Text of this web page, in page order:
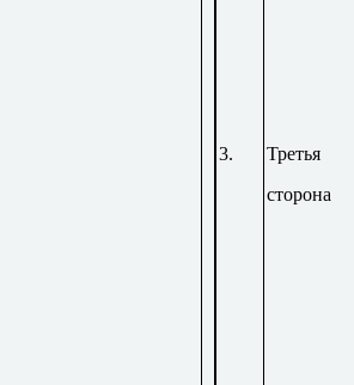
3.
Третья
сторона